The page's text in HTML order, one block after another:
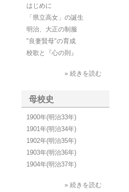
はじめに
「県立高女」の誕生
明治、大正の制服
"良妻賢母"の育成
校歌と『心の則』
» 続きを読む
母校史
1900年(明治33年)
1901年(明治34年)
1902年(明治35年)
1903年(明治36年)
1904年(明治37年)
» 続きを読む